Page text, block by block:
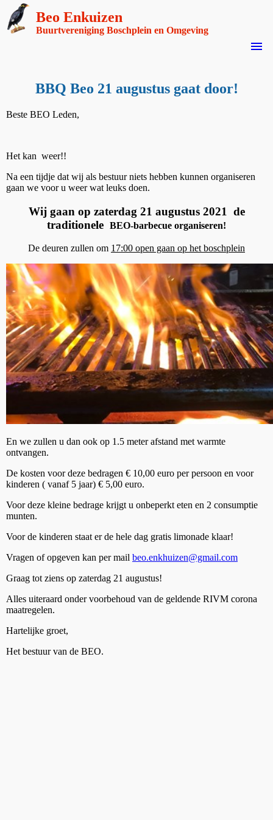
Beo Enkuizen
Buurtvereniging Boschplein en Omgeving
menu
BBQ Beo 21 augustus gaat door!
Beste BEO Leden,
Het kan weer!!
Na een tijdje dat wij als bestuur niets hebben kunnen organiseren
gaan we voor u weer wat leuks doen.
Wij gaan op zaterdag 21 augustus 2021 de
traditionele BEO-barbecue organiseren!
De deuren zullen om 17:00 open gaan op het boschplein
En we zullen u dan ook op 1.5 meter afstand met warmte
ontvangen.
De kosten voor deze bedragen € 10,00 euro per persoon en voor
kinderen ( vanaf 5 jaar) € 5,00 euro.
Voor deze kleine bedrage krijgt u onbeperkt eten en 2 consumptie
munten.
Voor de kinderen staat er de hele dag gratis limonade klaar!
Vragen of opgeven kan per mail beo.enkhuizen@gmail.com
Graag tot ziens op zaterdag 21 augustus!
Alles uiteraard onder voorbehoud van de geldende RIVM corona
maatregelen.
Hartelijke groet,
Het bestuur van de BEO.